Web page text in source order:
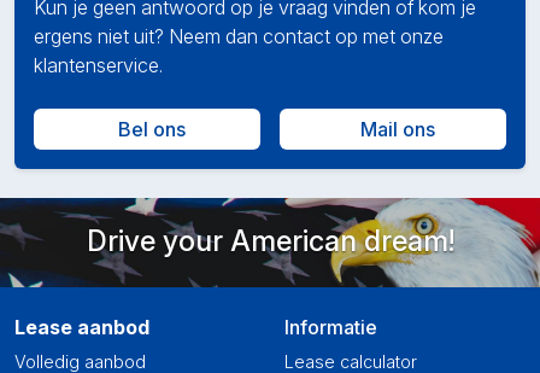
Kun je geen antwoord op je vraag vinden of kom je
ergens niet uit? Neem dan contact op met onze
klantenservice.
Bel ons Mail ons
Drive your American dream!
Lease aanbod
Volledig aanbod
Informatie
Lease calculator